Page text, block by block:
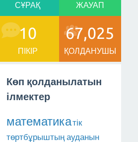
СҰРАҚ ЖАУАП
10
ПІКІР
67,025
ҚОЛДАНУШЫ
Көп қолданылатын
ілмектер
математикатік
төртбұрыштың ауданын